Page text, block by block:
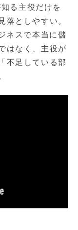
る主役だけを
落としやすい。
ネスで本当に儲
はなく、主役が
不足している部